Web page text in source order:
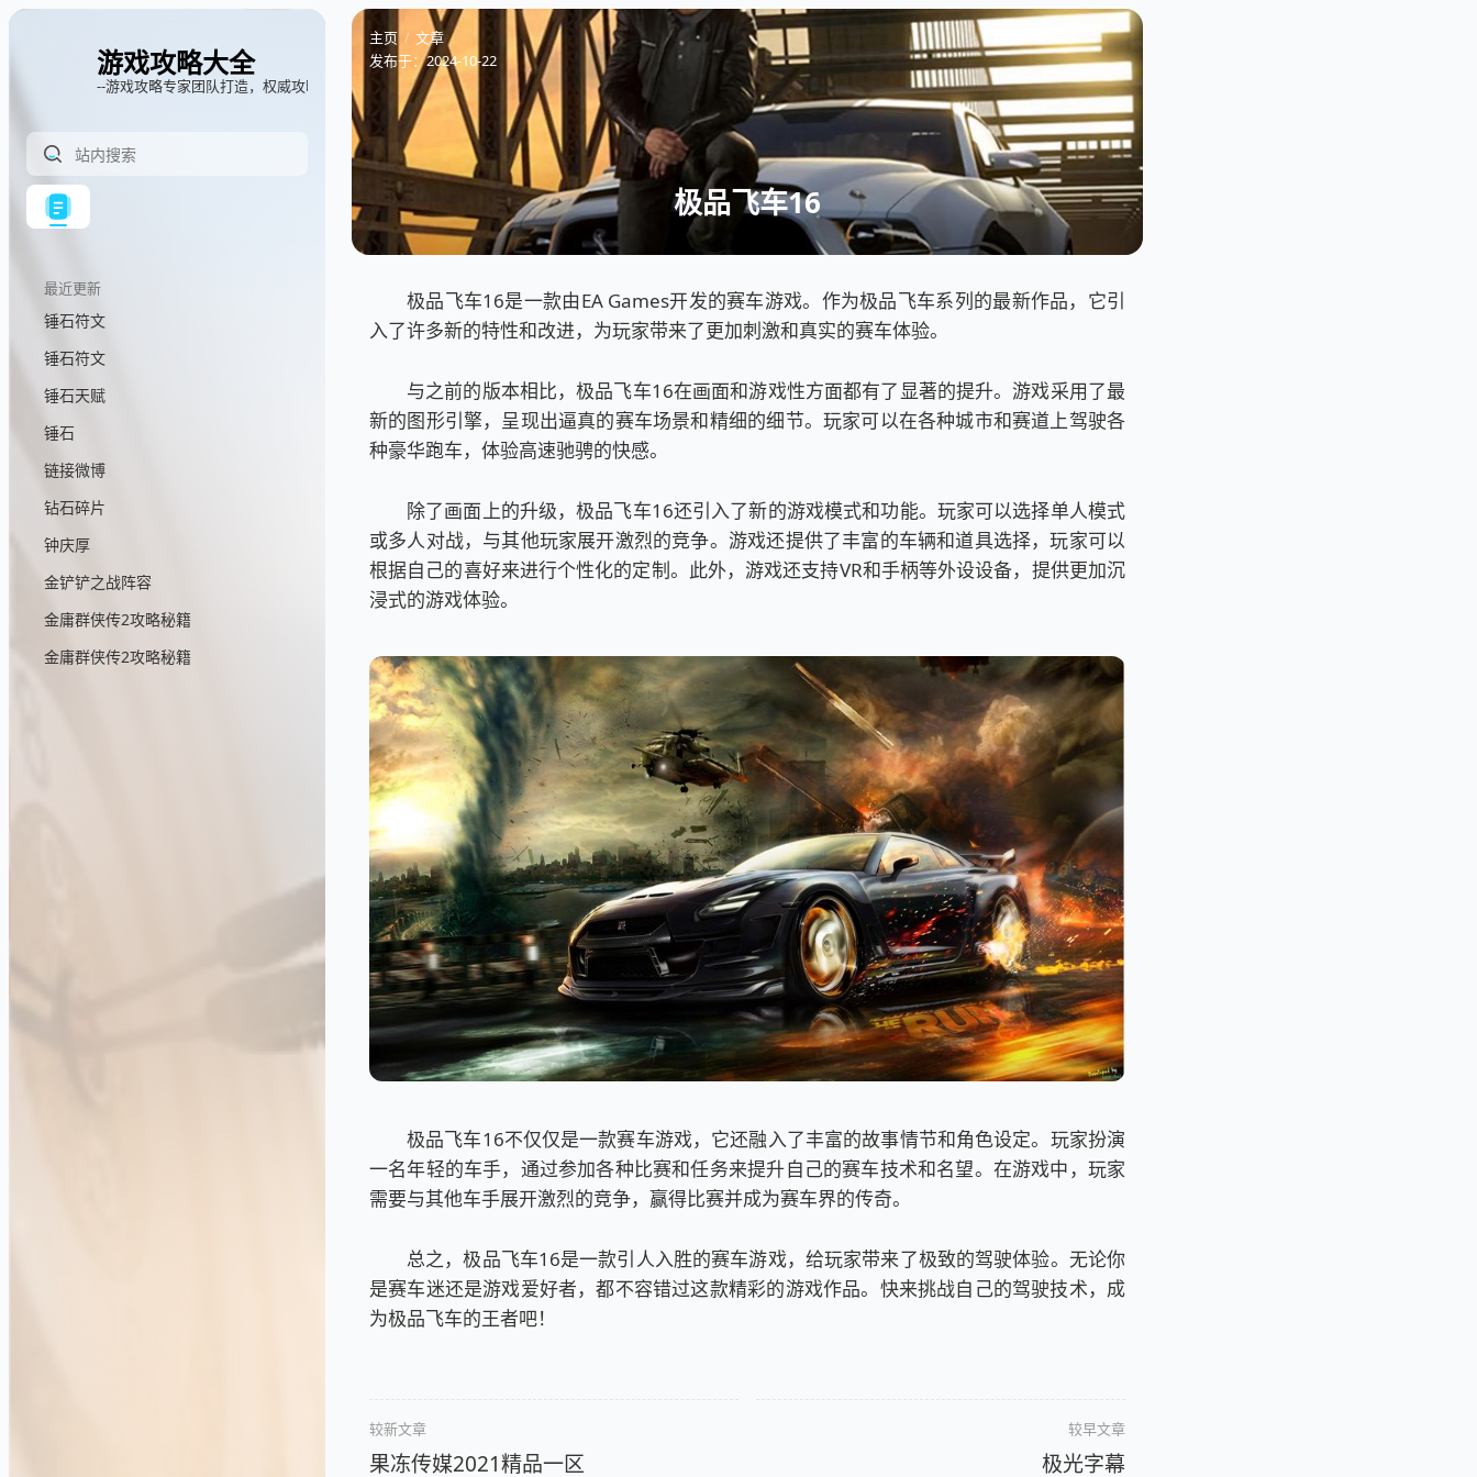
游戏攻略大全
--游戏攻略专家团队打造，权威攻略指南
最近更新
锤石符文
锤石符文
锤石天赋
锤石
链接微博
钻石碎片
钟庆厚
金铲铲之战阵容
金庸群侠传2攻略秘籍
金庸群侠传2攻略秘籍
主页
文章
发布于：2024-10-22
极品飞车16
极品飞车16是一款由EA Games开发的赛车游戏。作为极品飞车系列的最新作品，它引
入了许多新的特性和改进，为玩家带来了更加刺激和真实的赛车体验。
与之前的版本相比，极品飞车16在画面和游戏性方面都有了显著的提升。游戏采用了最
新的图形引擎，呈现出逼真的赛车场景和精细的细节。玩家可以在各种城市和赛道上驾驶各
种豪华跑车，体验高速驰骋的快感。
除了画面上的升级，极品飞车16还引入了新的游戏模式和功能。玩家可以选择单人模式
或多人对战，与其他玩家展开激烈的竞争。游戏还提供了丰富的车辆和道具选择，玩家可以
根据自己的喜好来进行个性化的定制。此外，游戏还支持VR和手柄等外设设备，提供更加沉
浸式的游戏体验。
极品飞车16不仅仅是一款赛车游戏，它还融入了丰富的故事情节和角色设定。玩家扮演
一名年轻的车手，通过参加各种比赛和任务来提升自己的赛车技术和名望。在游戏中，玩家
需要与其他车手展开激烈的竞争，赢得比赛并成为赛车界的传奇。
总之，极品飞车16是一款引人入胜的赛车游戏，给玩家带来了极致的驾驶体验。无论你
是赛车迷还是游戏爱好者，都不容错过这款精彩的游戏作品。快来挑战自己的驾驶技术，成
为极品飞车的王者吧！
较新文章
果冻传媒2021精品一区
较早文章
极光字幕